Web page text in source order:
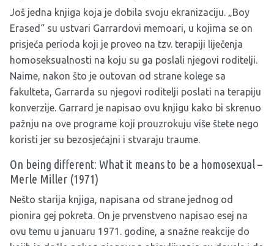
Još jedna knjiga koja je dobila svoju ekranizaciju. „Boy
Erased“ su ustvari Garrardovi memoari, u kojima se on
prisjeća perioda koji je proveo na tzv. terapiji liječenja
homoseksualnosti na koju su ga poslali njegovi roditelji.
Naime, nakon što je outovan od strane kolege sa
fakulteta, Garrarda su njegovi roditelji poslati na terapiju
konverzije. Garrard je napisao ovu knjigu kako bi skrenuo
pažnju na ove programe koji prouzrokuju više štete nego
koristi jer su bezosjećajni i stvaraju traume.
On being different: What it means to be a homosexual –
Merle Miller (1971)
Nešto starija knjiga, napisana od strane jednog od
pionira gej pokreta. On je prvenstveno napisao esej na
ovu temu u januaru 1971. godine, a snažne reakcije do